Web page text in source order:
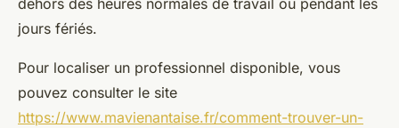
dehors des heures normales de travail ou pendant les
jours fériés.
Pour localiser un professionnel disponible, vous
pouvez consulter le site
https://www.mavienantaise.fr/comment-trouver-un-